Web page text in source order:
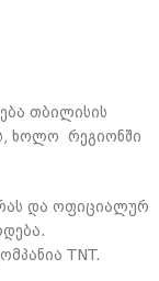
თბილისის
ხოლო რეგიონში
და ოფიციალურ
TNT.